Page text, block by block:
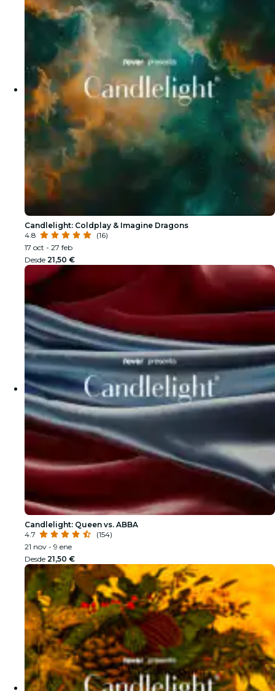
Candlelight: Coldplay & Imagine Dragons
4.8
(16)
17 oct - 27 feb
Desde 21,50 €
Candlelight: Queen vs. ABBA
4.7
(154)
21 nov - 9 ene
Desde 21,50 €